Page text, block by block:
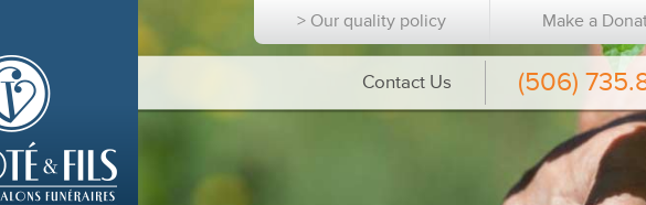
> Our quality policy Make a
Contact Us (506)